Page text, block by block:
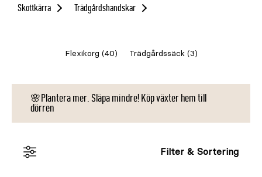
metall, flätat trä eller kraftig plast, är de enkla att
Skottkärra
Trädgårdshandskar
Flexikorg (40) Trädgårdssäck (3)
🌸Plantera mer. Släpa mindre! Köp växter hem till
dörren
Filter & Sortering